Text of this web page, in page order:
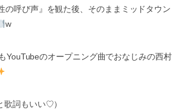
の呼び声』を観た後、そのままミッドタウン
w
もYouTubeのオープニング曲でおなじみの西村
歌詞もいい♡）